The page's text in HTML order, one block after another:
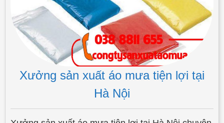
Xưởng sản xuất áo mưa tiện lợi tại
Hà Nội